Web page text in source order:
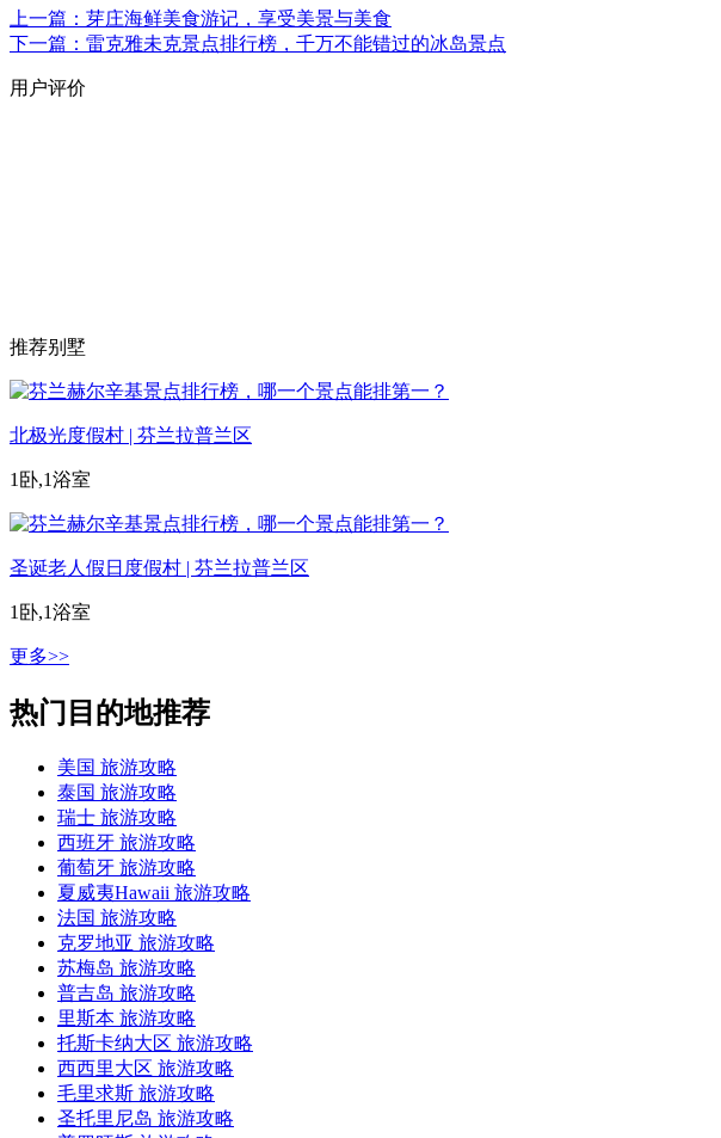
上一篇：芽庄海鲜美食游记，享受美景与美食
下一篇：雷克雅未克景点排行榜，千万不能错过的冰岛景点
用户评价
推荐别墅
北极光度假村 | 芬兰拉普兰区
1卧,1浴室
圣诞老人假日度假村 | 芬兰拉普兰区
1卧,1浴室
更多>>
热门目的地推荐
美国 旅游攻略
泰国 旅游攻略
瑞士 旅游攻略
西班牙 旅游攻略
葡萄牙 旅游攻略
夏威夷Hawaii 旅游攻略
法国 旅游攻略
克罗地亚 旅游攻略
苏梅岛 旅游攻略
普吉岛 旅游攻略
里斯本 旅游攻略
托斯卡纳大区 旅游攻略
西西里大区 旅游攻略
毛里求斯 旅游攻略
圣托里尼岛 旅游攻略